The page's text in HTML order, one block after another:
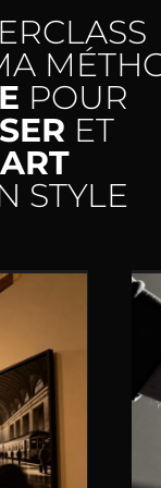
POUR
ET
STYLE